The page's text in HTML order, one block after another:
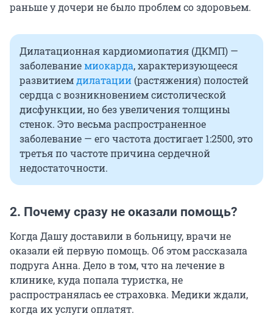
раньше у дочери не было проблем со здоровьем.
Дилатационная кардиомиопатия (ДКМП) —
заболеваниемиокарда, характеризующееся
развитиемдилатации (растяжения) полостей
сердца с возникновением систолической
дисфункции, но без увеличения толщины
стенок. Это весьма распространенное
заболевание — его частота достигает 1:2500, это
третья по частоте причина сердечной
недостаточности.
2. Почему сразу не оказали помощь?
Когда Дашу доставили в больницу, врачи не
оказали ей первую помощь. Об этом рассказала
подруга Анна. Дело в том, что на лечение в
клинике, куда попала туристка, не
распространялась ее страховка. Медики ждали,
когда их услуги оплатят.